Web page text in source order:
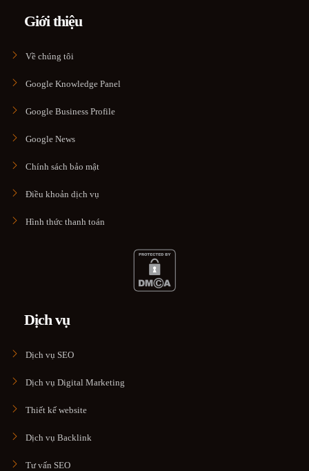
Giới thiệu
Về chúng tôi
Google Knowledge Panel
Google Business Profile
Google News
Chính sách bảo mật
Điều khoản dịch vụ
Hình thức thanh toán
Dịch vụ
Dịch vụ SEO
Dịch vụ Digital Marketing
Thiết kế website
Dịch vụ Backlink
Tư vấn SEO